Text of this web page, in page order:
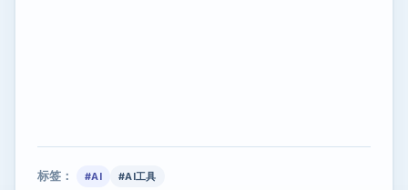
标签： #AI #AI工具